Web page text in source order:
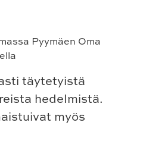
täytetyistä
hedelmistä.
myös